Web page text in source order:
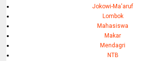
Jokowi-Ma'aruf
Lombok
Mahasiswa
Makar
Mendagri
NTB